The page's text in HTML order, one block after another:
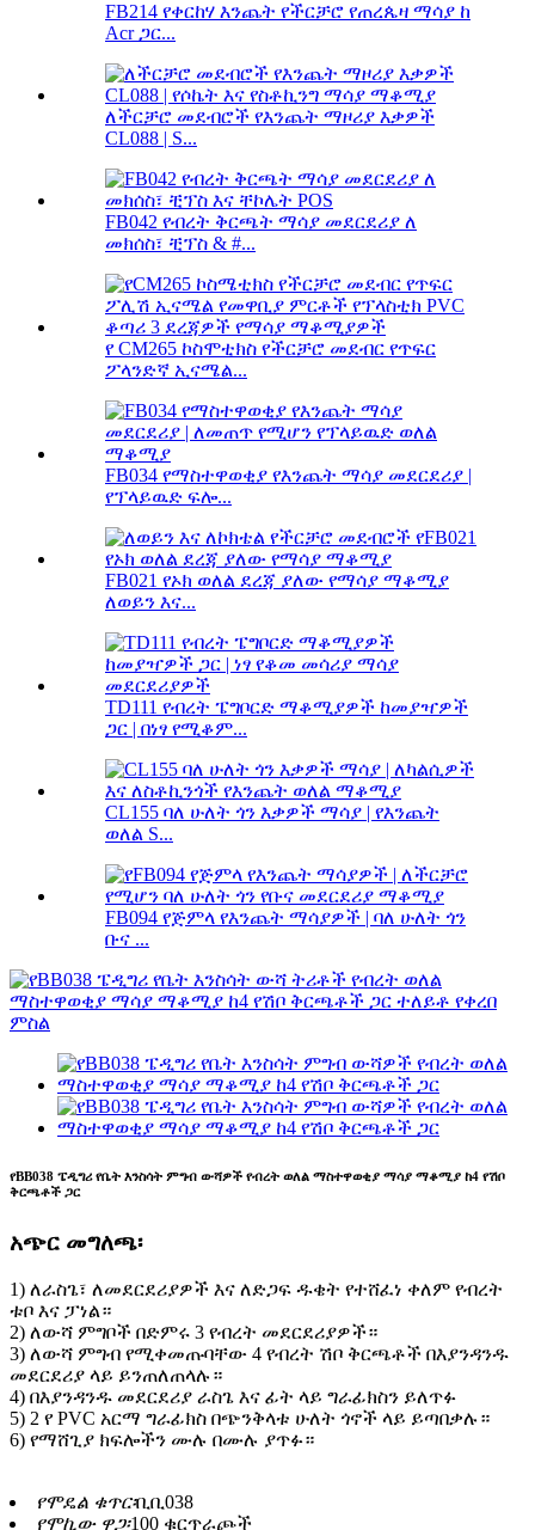
FB214 የቀርከሃ እንጨት የችርቻሮ የጠረጴዛ ማሳያ ከ
Acr ጋር...
ለችርቻሮ መደብሮች የእንጨት ማዞሪያ እቃዎች
CL088 | S...
FB042 የብረት ቅርጫት ማሳያ መደርደሪያ ለ
መክሰስ፣ ቺፕስ & #...
የ CM265 ኮስሞቲክስ የችርቻሮ መደብር የጥፍር
ፖላንድኛ ኢናሜል...
FB034 የማስተዋወቂያ የእንጨት ማሳያ መደርደሪያ |
የፕላይዉድ ፍሎ...
FB021 የኦክ ወለል ደረጃ ያለው የማሳያ ማቆሚያ
ለወይን እና...
TD111 የብረት ፔግቦርድ ማቆሚያዎች ከመያዣዎች
ጋር | በነፃ የሚቆም...
CL155 ባለ ሁለት ጎን እቃዎች ማሳያ | የእንጨት
ወለል S...
FB094 የጅምላ የእንጨት ማሳያዎች | ባለ ሁለት ጎን
ቡና ...
የBB038 ፔዲግሪ የቤት እንስሳት ምግብ ውሻዎች የብረት ወለል ማስተዋወቂያ ማሳያ ማቆሚያ ከ4 የሽቦ
ቅርጫቶች ጋር
አጭር መግለጫ፡
1) ለራስጌ፣ ለመደርደሪያዎች እና ለድጋፍ ዱቄት የተሸፈነ ቀለም የብረት
ቱቦ እና ፓነል።
2) ለውሻ ምግቦች በድምሩ 3 የብረት መደርደሪያዎች።
3) ለውሻ ምግብ የሚቀመጡባቸው 4 የብረት ሽቦ ቅርጫቶች በእያንዳንዱ
መደርደሪያ ላይ ይንጠለጠላሉ።
4) በእያንዳንዱ መደርደሪያ ራስጌ እና ፊት ላይ ግራፊክስን ይለጥፉ
5) 2 የ PVC አርማ ግራፊክስ በጭንቅላቱ ሁለት ጎኖች ላይ ይጣበቃሉ።
6) የማሸጊያ ክፍሎችን ሙሉ በሙሉ ያጥፉ።
የሞዴል ቁጥር፡ቢቢ038
የሞኪው ዋጋ፡100 ቁርጥራጮች